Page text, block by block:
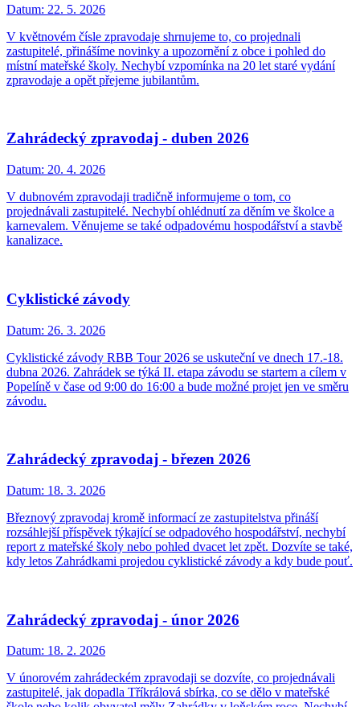
Datum: 22. 5. 2026
V květnovém čísle zpravodaje shrnujeme to, co projednali
zastupitelé, přinášíme novinky a upozornění z obce i pohled do
místní mateřské školy. Nechybí vzpomínka na 20 let staré vydání
zpravodaje a opět přejeme jubilantům.
Zahrádecký zpravodaj - duben 2026
Datum: 20. 4. 2026
V dubnovém zpravodaji tradičně informujeme o tom, co
projednávali zastupitelé. Nechybí ohlédnutí za děním ve školce a
karnevalem. Věnujeme se také odpadovému hospodářství a stavbě
kanalizace.
Cyklistické závody
Datum: 26. 3. 2026
Cyklistické závody RBB Tour 2026 se uskuteční ve dnech 17.-18.
dubna 2026. Zahrádek se týká II. etapa závodu se startem a cílem v
Popelíně v čase od 9:00 do 16:00 a bude možné projet jen ve směru
závodu.
Zahrádecký zpravodaj - březen 2026
Datum: 18. 3. 2026
Březnový zpravodaj kromě informací ze zastupitelstva přináší
rozsáhlejší příspěvek týkající se odpadového hospodářství, nechybí
report z mateřské školy nebo pohled dvacet let zpět. Dozvíte se také,
kdy letos Zahrádkami projedou cyklistické závody a kdy bude pouť.
Zahrádecký zpravodaj - únor 2026
Datum: 18. 2. 2026
V únorovém zahrádeckém zpravodaji se dozvíte, co projednávali
zastupitelé, jak dopadla Tříkrálová sbírka, co se dělo v mateřské